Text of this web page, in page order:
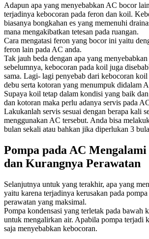
Adapun apa yang menyebabkan AC bocor
terjadinya kebocoran pada feron dan koil.
biasanya bongkahan es yang memenuhi
mana mengakibatkan tetesan pada ruangan.
Cara mengatasi feron yang bocor ini yaitu
feron lain pada AC anda.
Tak jauh beda dengan apa yang
sebelumnya, kebocoran pada koil juga
sama. Lagi- lagi penyebab dari kebocoran
debu serta kotoran yang menumpuk didalam
Supaya koil tetap dalam kondisi yang baik
dan kotoran maka perlu adanya servis pada
Lakukanlah servis sesuai dengan berapa kali
menggunakan AC tersebut. Anda bisa
bulan sekali atau bahkan jika diperlukan 3
Pompa pada AC
dan Kurangnya Perawatan
Selanjutnya untuk yang terakhir, apa yang
yaitu karena terjadinya kerusakan pada
perawatan yang maksimal.
Pompa kondensasi yang terletak pada bawah
untuk mengalirkan air. Apabila pompa terjadi
saja menyebabkan kebocoran.